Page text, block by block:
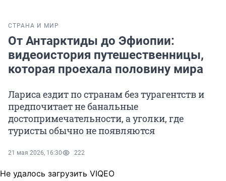
СТРАНА И МИР
От Антарктиды до Эфиопии:
видеоистория путешественницы,
которая проехала половину мира
Лариса ездит по странам без турагентств и
предпочитает не банальные
достопримечательности, а уголки, где
туристы обычно не появляются
21 мая 2026, 16:30 222
Не удалось загрузить VIQEO